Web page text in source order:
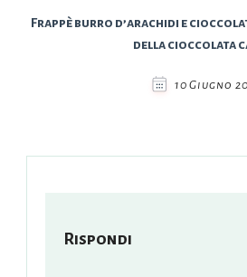
Frappè burro d’arachidi e
della cioccolata
10 Giugno
Rispondi